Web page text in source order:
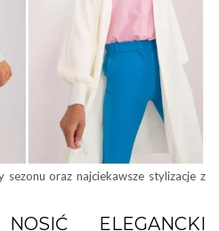
oraz najciekawsze stylizacje z
ELEGANCKI